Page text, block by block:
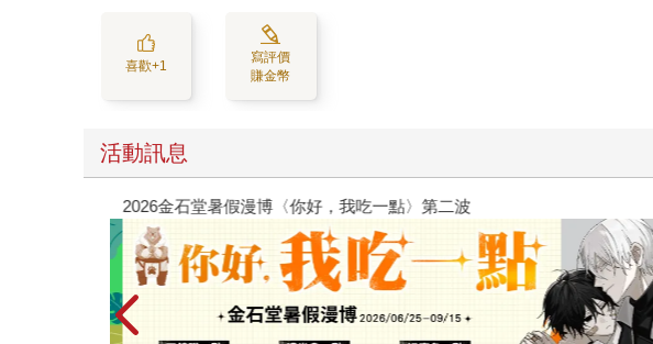
喜歡+1
寫評價
賺金幣
活動訊息
2026金石堂暑假漫博〈你好，我吃一點〉第二波